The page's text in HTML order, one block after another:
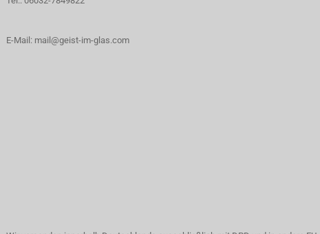
E-Mail: mail@geist-im-glas.com